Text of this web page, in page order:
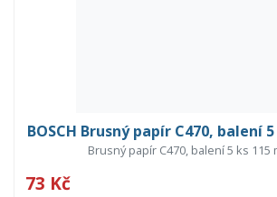
BOSCH Brusný papír C470, balení 5
Brusný papír C470, balení 5 ks 115
73 Kč